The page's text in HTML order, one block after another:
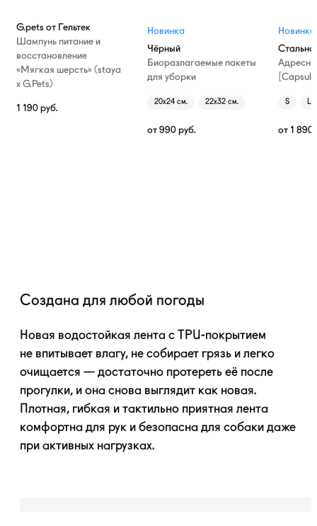
G.pets от Гельтек
Шампунь питание и
восстановление
«Мягкая шерсть» (staya
х G.Pets)
1 190 руб.
Новинка
Чёрный
Биоразлагаемые пакеты
для уборки
20х24 см. 22х32 см.
от 990 руб.
Новинка
S L
от 1 890
Создана для любой погоды
Новая водостойкая лента с TPU-покрытием
не впитывает влагу, не собирает грязь и легко
очищается — достаточно протереть её после
прогулки, и она снова выглядит как новая.
Плотная, гибкая и тактильно приятная лента
комфортна для рук и безопасна для собаки даже
при активных нагрузках.